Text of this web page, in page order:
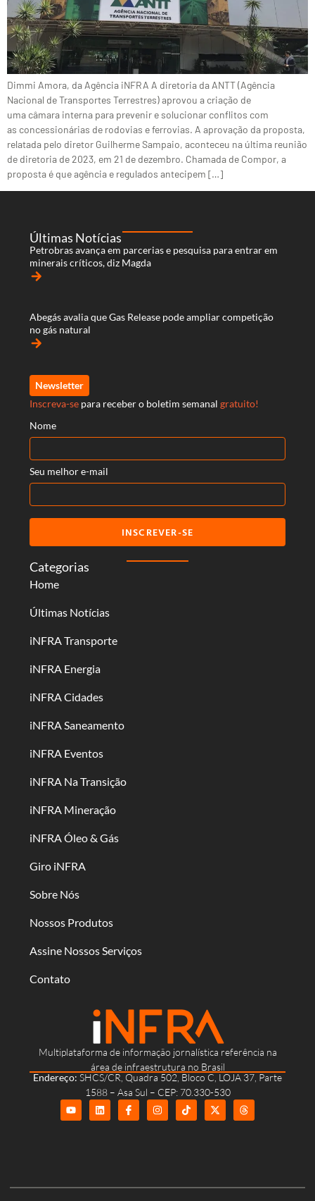
Dimmi Amora, da Agência iNFRA A diretoria da ANTT (Agência
Nacional de Transportes Terrestres) aprovou a criação de
uma câmara interna para prevenir e solucionar conflitos com
as concessionárias de rodovias e ferrovias. A aprovação da proposta,
relatada pelo diretor Guilherme Sampaio, aconteceu na última reunião
de diretoria de 2023, em 21 de dezembro. Chamada de Compor, a
proposta é que agência e regulados antecipem […]
Multiplataforma de informação jornalística referência na
área de infraestrutura no Brasil
Endereço: SHCS/CR, Quadra 502, Bloco C, LOJA 37, Parte
1588 – Asa Sul – CEP: 70.330-530
Categorias
Home
Últimas Notícias
iNFRA Transporte
iNFRA Energia
iNFRA Cidades
iNFRA Saneamento
iNFRA Eventos
iNFRA Na Transição
iNFRA Mineração
iNFRA Óleo & Gás
Giro iNFRA
Sobre Nós
Nossos Produtos
Assine Nossos Serviços
Contato
Últimas Notícias
Petrobras avança em parcerias e pesquisa para entrar em
minerais críticos, diz Magda
arrow_forward
Abegás avalia que Gas Release pode ampliar competição
no gás natural
arrow_forward
Newsletter
Inscreva-se para receber o boletim semanal gratuito!
Nome
Seu melhor e-mail
INSCREVER-SE